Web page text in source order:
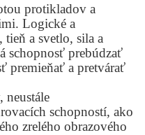
protikladov a
Logické a
a svetlo, sila a
schopnosť prebúdzať
premieňať a pretvárať
neustále
schopností, ako
zrelého obrazového